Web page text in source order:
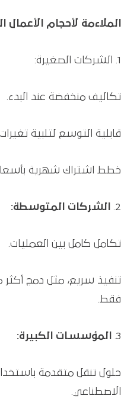
الملاءمة لأحجام الأعمال
الشركات الصغيرة:
تكاليف منخفضة عند البدء.
قابلية التوسع لتلبية
خطط اشتراك شهرية
الشركات المتوسطة:
تكامل كامل بين العمليات.
فقط.
المؤسسات الكبيرة:
حلول تنقل متقدمة
الاصطناعي.